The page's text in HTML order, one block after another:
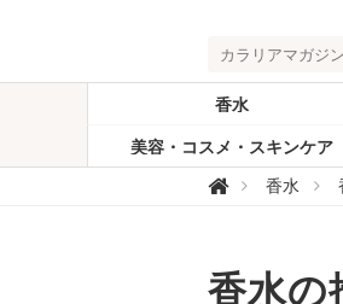
香水
美容・コスメ・スキンケア
カ
ガ
ジ
香水
香水の